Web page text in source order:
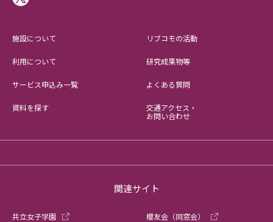
施設について
利用について
サービス申込み一覧
資料を探す
リブコモの活動
研究成果物等
よくある質問
交通アクセス・
お問い合わせ
関連サイト
共立女子学園 櫻友会（同窓会）